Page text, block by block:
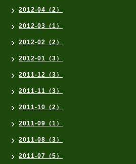
2012-04（2）
2012-03（1）
2012-02（2）
2012-01（3）
2011-12（3）
2011-11（3）
2011-10（2）
2011-09（1）
2011-08（3）
2011-07（5）